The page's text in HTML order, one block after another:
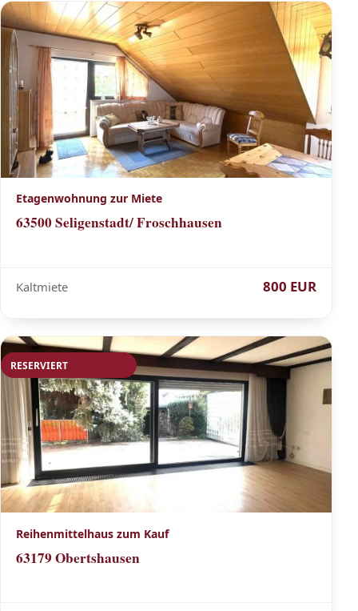
Etagenwohnung zur Miete
63500 Seligenstadt/ Froschhausen
Kaltmiete 800 EUR
RESERVIERT
Reihenmittelhaus zum Kauf
63179 Obertshausen